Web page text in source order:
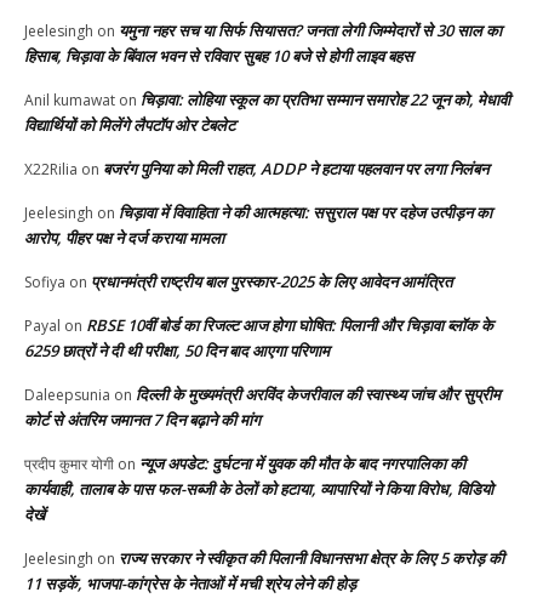
Jeelesingh on यमुना नहर सच या सिर्फ सियासत? जनता लेगी जिम्मेदारों से 30 साल का
हिसाब, चिड़ावा के बिंवाल भवन से रविवार सुबह 10 बजे से होगी लाइव बहस
Anil kumawat on चिड़ावा: लोहिया स्कूल का प्रतिभा सम्मान समारोह 22 जून को, मेधावी
विद्यार्थियों को मिलेंगे लैपटॉप ओर टेबलेट
X22Rilia on बजरंग पुनिया को मिली राहत, ADDP ने हटाया पहलवान पर लगा निलंबन
Jeelesingh on चिड़ावा में विवाहिता ने की आत्महत्या: ससुराल पक्ष पर दहेज उत्पीड़न का
आरोप, पीहर पक्ष ने दर्ज कराया मामला
Sofiya on प्रधानमंत्री राष्ट्रीय बाल पुरस्कार-2025 के लिए आवेदन आमंत्रित
Payal on RBSE 10वीं बोर्ड का रिजल्ट आज होगा घोषित: पिलानी और चिड़ावा ब्लॉक के
6259 छात्रों ने दी थी परीक्षा, 50 दिन बाद आएगा परिणाम
Daleepsunia on दिल्ली के मुख्यमंत्री अरविंद केजरीवाल की स्वास्थ्य जांच और सुप्रीम
कोर्ट से अंतरिम जमानत 7 दिन बढ़ाने की मांग
प्रदीप कुमार योगी on न्यूज अपडेट: दुर्घटना में युवक की मौत के बाद नगरपालिका की
कार्यवाही, तालाब के पास फल-सब्जी के ठेलों को हटाया, व्यापारियों ने किया विरोध, विडियो
देखें
Jeelesingh on राज्य सरकार ने स्वीकृत की पिलानी विधानसभा क्षेत्र के लिए 5 करोड़ की
11 सड़कें, भाजपा-कांग्रेस के नेताओं में मची श्रेय लेने की होड़